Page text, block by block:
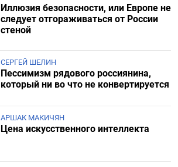
Иллюзия безопасности, или Европе не
следует отгораживаться от России
стеной
СЕРГЕЙ ШЕЛИН
Пессимизм рядового россиянина,
который ни во что не конвертируется
АРШАК МАКИЧЯН
Цена искусственного интеллекта